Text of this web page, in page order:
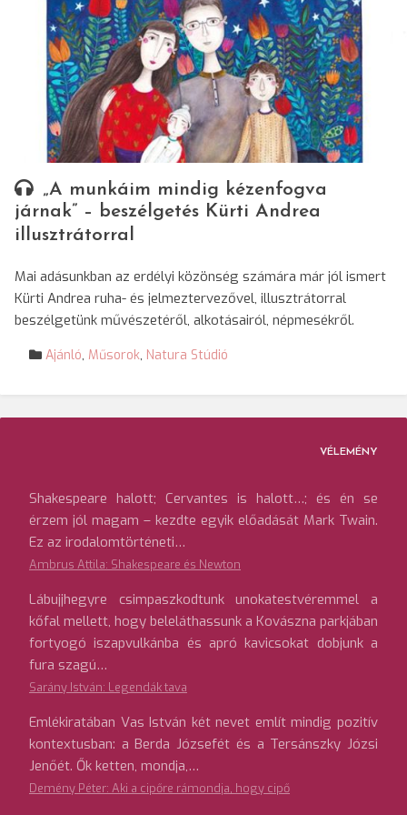
„A munkáim mindig kézenfogva
járnak” – beszélgetés Kürti Andrea
illusztrátorral
Mai adásunkban az erdélyi közönség számára már jól ismert
Kürti Andrea ruha- és jelmeztervezővel, illusztrátorral
beszélgetünk művészetéről, alkotásairól, népmesékről.
Ajánló, Műsorok, Natura Stúdió
VÉLEMÉNY
Shakespeare halott; Cervantes is halott…; és én se
érzem jól magam – kezdte egyik előadását Mark Twain.
Ez az irodalomtörténeti…
Ambrus Attila: Shakespeare és Newton
Lábujjhegyre csimpaszkodtunk unokatestvéremmel a
kőfal mellett, hogy beleláthassunk a Kovászna parkjában
fortyogó iszapvulkánba és apró kavicsokat dobjunk a
fura szagú…
Sarány István: Legendák tava
Emlékiratában Vas István két nevet említ mindig pozitív
kontextusban: a Berda Józsefét és a Tersánszky Józsi
Jenőét. Ők ketten, mondja,…
Demény Péter: Aki a cipőre rámondja, hogy cipő